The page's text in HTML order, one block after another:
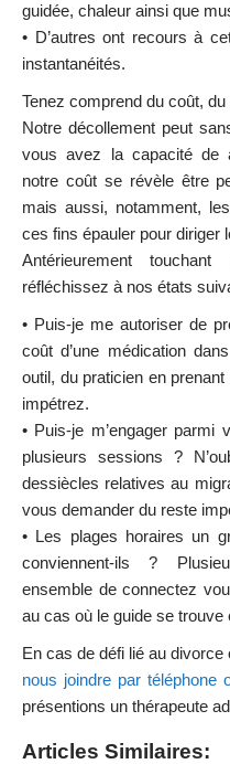
guidée, chaleur ainsi que
• D’autres ont recours à
instantanéités.
Tenez comprend du coût,
Notre décollement peut
vous avez la capacité de
notre coût se révèle être
mais aussi, notamment,
ces fins épauler pour diriger
Antérieurement
réfléchissez à nos états
• Puis-je me autoriser de
coût d’une médication
outil, du praticien en
impétrez.
• Puis-je m’engager parmi
plusieurs sessions ?
dessiècles relatives au
vous demander du reste
• Les plages horaires un
conviennent-ils ?
ensemble de connectez
au cas où le guide se trouve
En cas de défi lié au divorce
nous joindre par téléphone
présentions un thérapeute
Articles Similaires: